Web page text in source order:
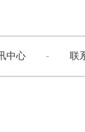
中心 - 联